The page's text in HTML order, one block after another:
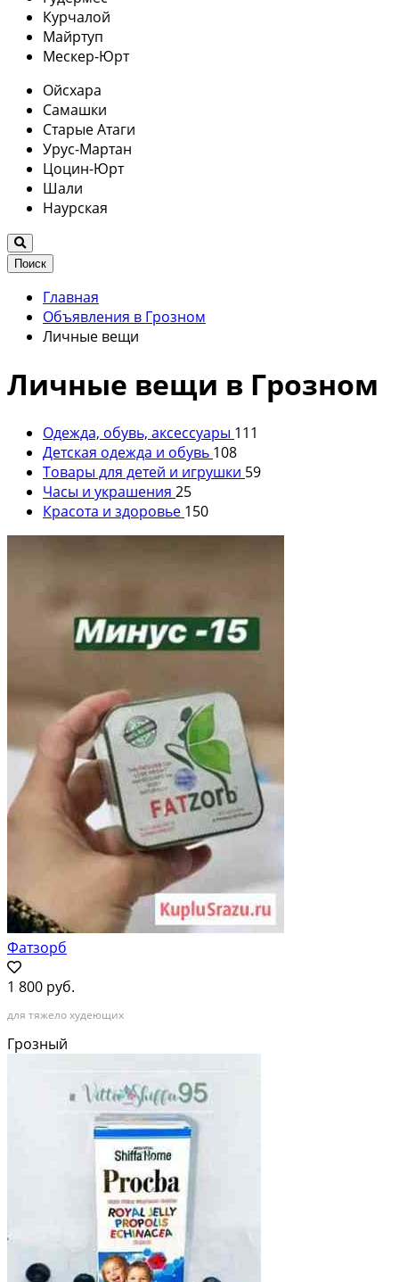
Курчалой
Майртуп
Мескер-Юрт
Ойсхара
Самашки
Старые Атаги
Урус-Мартан
Цоцин-Юрт
Шали
Наурская
Поиск
Главная
Объявления в Грозном
Личные вещи
Личные вещи в Грозном
Одежда, обувь, аксессуары 111
Детская одежда и обувь 108
Товары для детей и игрушки 59
Часы и украшения 25
Красота и здоровье 150
Фатзорб
1 800 руб.
для тяжело худеющих
Грозный